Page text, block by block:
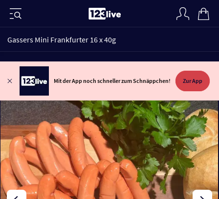
Gassers Mini Frankfurter 16 x 40g
Mit der App noch schneller zum Schnäppchen! Zur App